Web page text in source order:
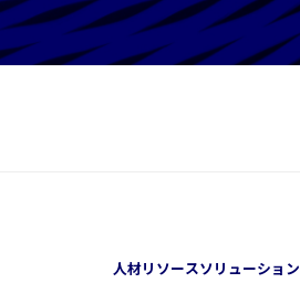
人材リソースソリューション